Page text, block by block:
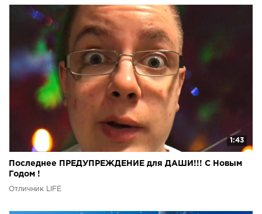
1:43
Последнее ПРЕДУПРЕЖДЕНИЕ для ДАШИ!!! С Новым
Годом !
Отличник LIFE